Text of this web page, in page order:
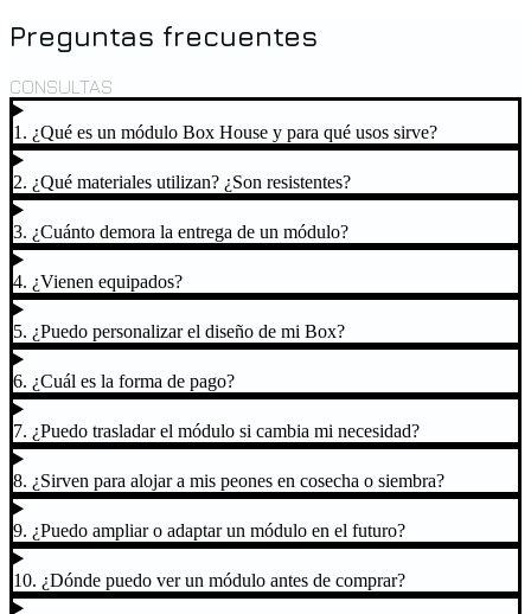
Preguntas frecuentes
CONSULTAS
1. ¿Qué es un módulo Box House y para qué usos sirve?
2. ¿Qué materiales utilizan? ¿Son resistentes?
3. ¿Cuánto demora la entrega de un módulo?
4. ¿Vienen equipados?
5. ¿Puedo personalizar el diseño de mi Box?
6. ¿Cuál es la forma de pago?
7. ¿Puedo trasladar el módulo si cambia mi necesidad?
8. ¿Sirven para alojar a mis peones en cosecha o siembra?
9. ¿Puedo ampliar o adaptar un módulo en el futuro?
10. ¿Dónde puedo ver un módulo antes de comprar?